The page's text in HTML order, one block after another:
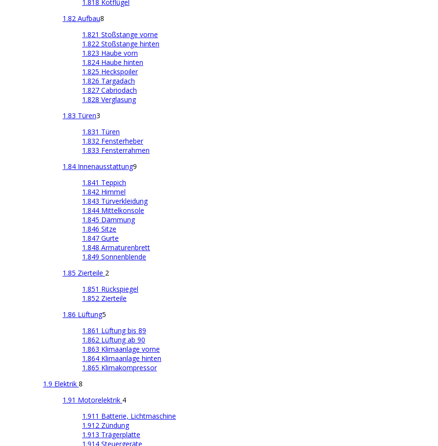
1.818 Kotflügel
1.82 Aufbau8
1.821 Stoßstange vorne
1.822 Stoßstange hinten
1.823 Haube vorn
1.824 Haube hinten
1.825 Heckspoiler
1.826 Targadach
1.827 Cabriodach
1.828 Verglasung
1.83 Türen3
1.831 Türen
1.832 Fensterheber
1.833 Fensterrahmen
1.84 Innenausstattung9
1.841 Teppich
1.842 Himmel
1.843 Türverkleidung
1.844 Mittelkonsole
1.845 Dämmung
1.846 Sitze
1.847 Gurte
1.848 Armaturenbrett
1.849 Sonnenblende
1.85 Zierteile 2
1.851 Rückspiegel
1.852 Zierteile
1.86 Lüftung5
1.861 Lüftung bis 89
1.862 Lüftung ab 90
1.863 Klimaanlage vorne
1.864 Klimaanlage hinten
1.865 Klimakompressor
1.9 Elektrik 8
1.91 Motorelektrik 4
1.911 Batterie, Lichtmaschine
1.912 Zündung
1.913 Trägerplatte
1.914 Steuergeräte